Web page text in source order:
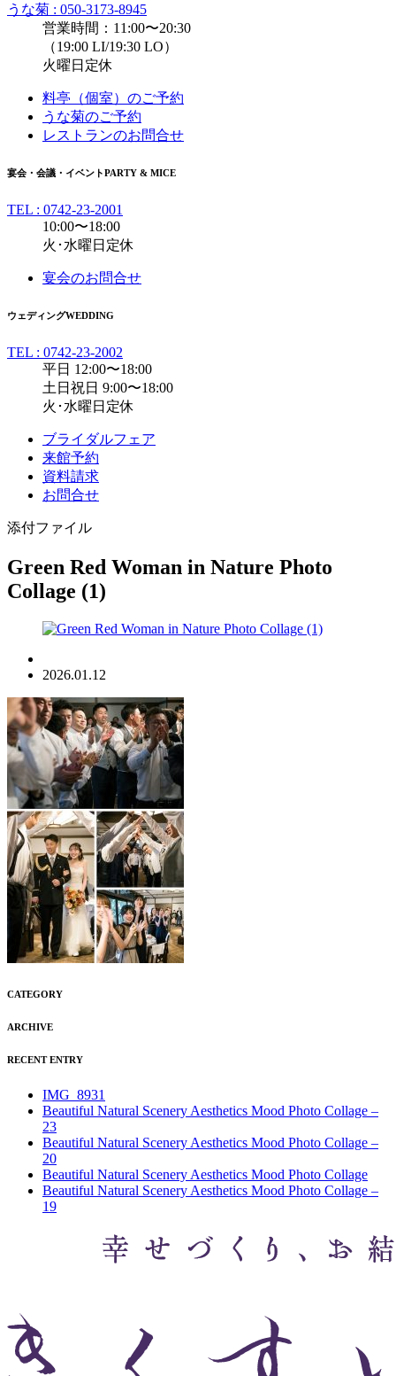
うな菊 : 050-3173-8945
営業時間：11:00〜20:30
（19:00 LI/19:30 LO）
火曜日定休
料亭（個室）のご予約
うな菊のご予約
レストランのお問合せ
宴会・会議・イベントPARTY & MICE
TEL : 0742-23-2001
10:00〜18:00
火･水曜日定休
宴会のお問合せ
ウェディングWEDDING
TEL : 0742-23-2002
平日 12:00〜18:00
土日祝日 9:00〜18:00
火･水曜日定休
ブライダルフェア
来館予約
資料請求
お問合せ
添付ファイル
Green Red Woman in Nature Photo
Collage (1)
2026.01.12
CATEGORY
ARCHIVE
RECENT ENTRY
IMG_8931
Beautiful Natural Scenery Aesthetics Mood Photo Collage –
23
Beautiful Natural Scenery Aesthetics Mood Photo Collage –
20
Beautiful Natural Scenery Aesthetics Mood Photo Collage
Beautiful Natural Scenery Aesthetics Mood Photo Collage –
19